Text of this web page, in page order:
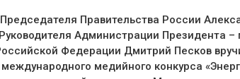
Правительства России
Администрации Президента –
Федерации Дмитрий Песков
медийного конкурса